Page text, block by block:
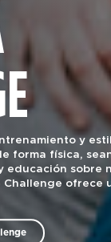
y
forma física,
educación sobre
ofrece